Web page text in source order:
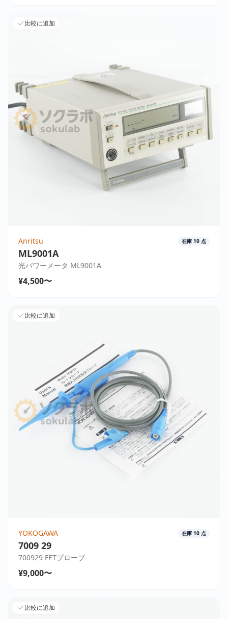
比較に追加
Anritsu 在庫 10 点
ML9001A
光パワーメータ ML9001A
¥4,500〜
比較に追加
YOKOGAWA 在庫 10 点
7009 29
700929 FETプローブ
¥9,000〜
比較に追加